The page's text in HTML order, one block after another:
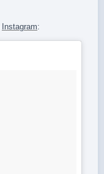
Instagram: